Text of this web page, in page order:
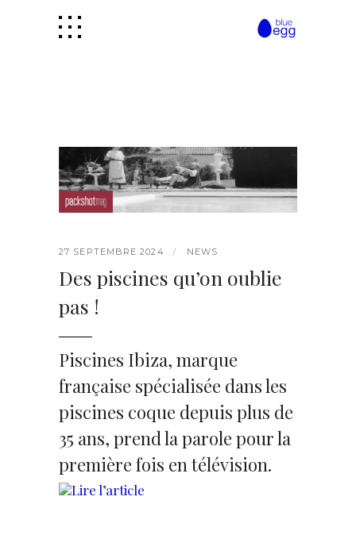
27 SEPTEMBRE 2024 NEWS
Des piscines qu’on oublie
pas !
Piscines Ibiza, marque
française spécialisée dans les
piscines coque depuis plus de
35 ans, prend la parole pour la
première fois en télévision.
Lire l’article